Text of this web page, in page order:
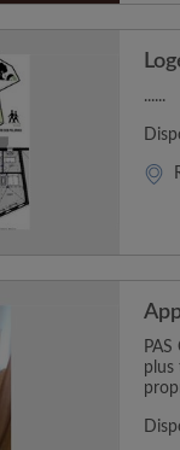
......
plus